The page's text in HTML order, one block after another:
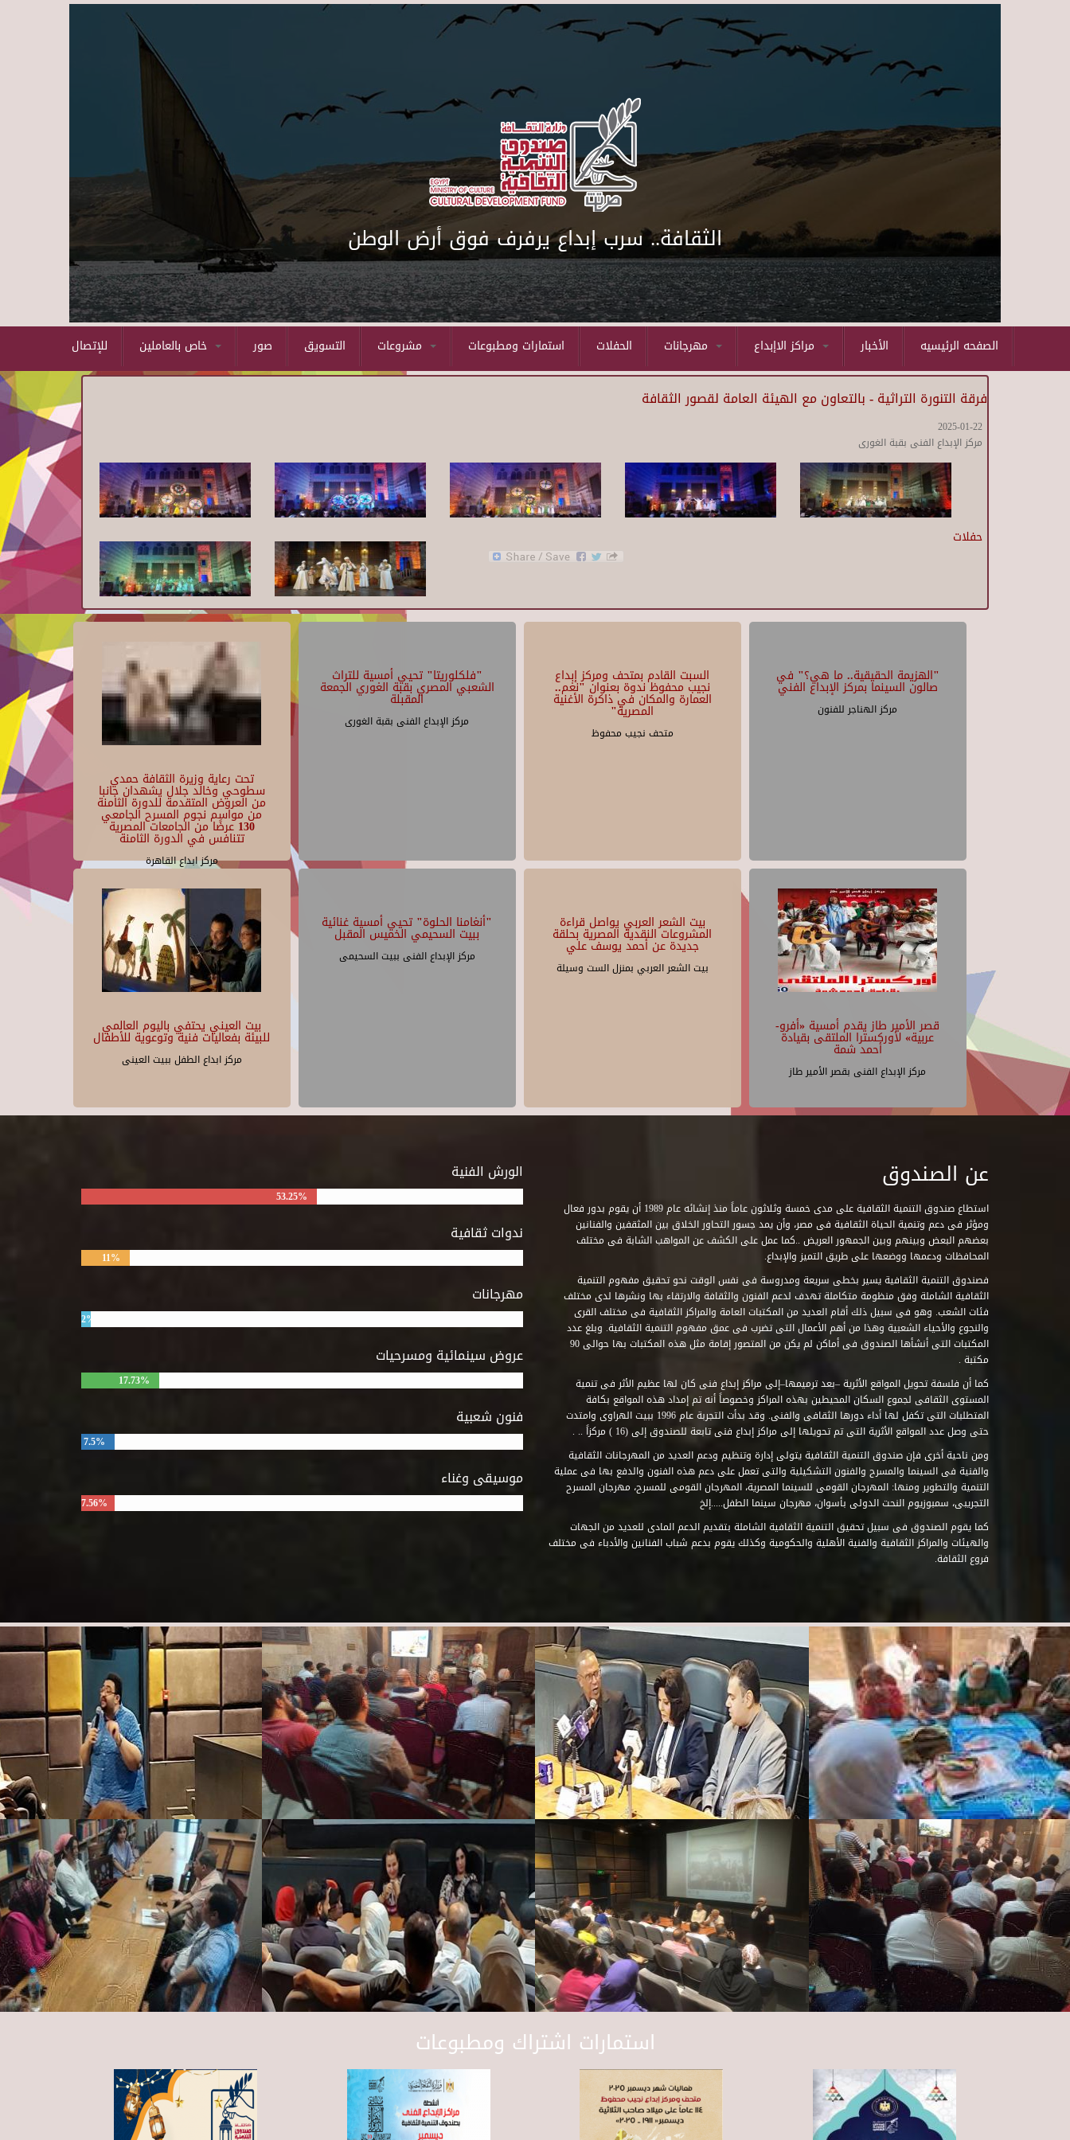
Skip to main content
الثقافة.. سرب إبداع يرفرف فوق أرض الوطن
للإتصال صور التسويق استمارات ومطبوعات الحفلات الأخبار الصفحه الرئيسيه
فرقة التنورة التراثية - بالتعاون مع الهيئة العامة لقصور الثقافة
2025-01-22
مركز الإبداع الفنى بقبة الغورى
حفلات
تحت رعاية وزيرة الثقافة حمدي
سطوحي وخالد جلال يشهدان جانبا
من العروض المتقدمة للدورة الثامنة
من مواسم نجوم المسرح الجامعي
130 عرضًا من الجامعات المصرية
تتنافس في الدورة الثامنة
مركز ابداع القاهرة
"فلكلوريتا" تحيي أمسية للتراث
الشعبي المصري بقبة الغوري الجمعة
المقبلة
مركز الإبداع الفنى بقبة الغورى
السبت القادم بمتحف ومركز إبداع
نجيب محفوظ ندوة بعنوان "نغم..
العمارة والمكان في ذاكرة الأغنية
المصرية"
متحف نجيب محفوظ
"الهزيمة الحقيقية.. ما هي؟" في
صالون السينما بمركز الإبداع الفني
مركز الهناجر للفنون
بيت العيني يحتفي باليوم العالمي
للبيئة بفعاليات فنية وتوعوية للأطفال
مركز ابداع الطفل ببيت العينى
"أنغامنا الحلوة" تحيي أمسية غنائية
ببيت السحيمي الخميس المقبل
مركز الإبداع الفنى ببيت السحيمى
بيت الشعر العربي يواصل قراءة
المشروعات النقدية المصرية بحلقة
جديدة عن أحمد يوسف علي
بيت الشعر العربي بمنزل الست وسيلة
قصر الأمير طاز يقدم أمسية «أفرو-
عربية» لأوركسترا الملتقى بقيادة
أحمد شمة
مركز الإبداع الفنى بقصر الأمير طاز
الورش الفنية
53.25%
ندوات ثقافية
11%
مهرجانات
2%
عروض سينمائية ومسرحيات
17.73%
فنون شعبية
7.5%
موسيقى وغناء
7.56%
عن الصندوق
استطاع صندوق التنمية الثقافية على مدى خمسة وثلاثون عاماً منذ إنشائه عام 1989 أن يقوم بدور فعال
ومؤثر فى دعم وتنمية الحياة الثقافية فى مصر، وأن يمد جسور التحاور الخلاق بين المثقفين والفنانين
بعضهم البعض وبينهم وبين الجمهور العريض ..كما عمل على الكشف عن المواهب الشابة فى مختلف
المحافظات ودعمها ووضعها على طريق التميز والإبداع.
فصندوق التنمية الثقافية يسير بخطى سريعة ومدروسة فى نفس الوقت نحو تحقيق مفهوم التنمية
الثقافية الشاملة وفق منظومة متكاملة تهدف لدعم الفنون والثقافة والارتقاء بها ونشرها لدى مختلف
فئات الشعب. وهو فى سبيل ذلك أقام العديد من المكتبات العامة والمراكز الثقافية فى مختلف القرى
والنجوع والأحياء الشعبية وهذا من أهم الأعمال التى تضرب فى عمق مفهوم التنمية الثقافية. وبلغ عدد
المكتبات التى أنشأها الصندوق فى أماكن لم يكن من المتصور إقامة مثل هذه المكتبات بها حوالى 90
مكتبة .
كما أن فلسفة تحويل المواقع الأثرية –بعد ترميمها–إلى مراكز إبداع فنى كان لها عظيم الأثر فى تنمية
المستوى الثقافى لجموع السكان المحيطين بهذه المراكز وخصوصاً أنه تم إمداد هذه المواقع بكافة
المتطلبات التى تكفل لها أداء دورها الثقافى والفنى. وقد بدأت التجربة عام 1996 ببيت الهراوى وامتدت
حتى وصل عدد المواقع الأثرية التى تم تحويلها إلى مراكز إبداع فنى تابعة للصندوق إلى (16 ) مركزاً .. .
ومن ناحية أخرى فإن صندوق التنمية الثقافية يتولى إدارة وتنظيم ودعم العديد من المهرجانات الثقافية
والفنية فى السينما والمسرح والفنون التشكيلية والتى تعمل على دعم هذه الفنون والدفع بها فى عملية
التنمية والتطوير ومنها: المهرجان القومى للسينما المصرية، المهرجان القومى للمسرح، مهرجان المسرح
التجريبى، سمبوزيوم النحت الدولى بأسوان، مهرجان سينما الطفل.....إلخ
كما يقوم الصندوق فى سبيل تحقيق التنمية الثقافية الشاملة بتقديم الدعم المادى للعديد من الجهات
والهيئات والمراكز الثقافية والفنية الأهلية والحكومية وكذلك يقوم بدعم شباب الفنانين والأدباء فى مختلف
فروع الثقافة.
استمارات اشتراك ومطبوعات